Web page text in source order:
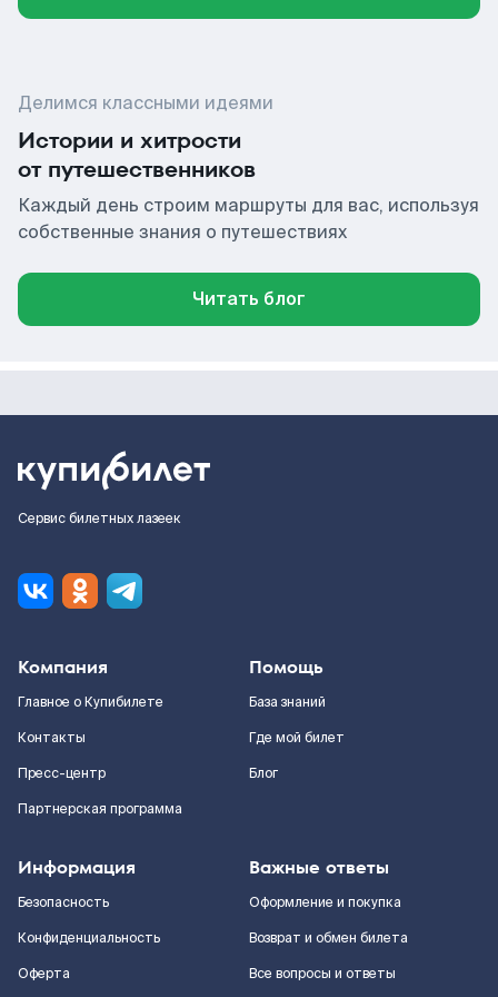
Делимся классными идеями
Истории и хитрости
от путешественников
Каждый день строим маршруты для вас, используя
собственные знания о путешествиях
Читать блог
Сервис билетных лазеек
Компания
Главное о Купибилете
Контакты
Пресс-центр
Партнерская программа
Помощь
База знаний
Где мой билет
Блог
Информация
Безопасность
Конфиденциальность
Оферта
Важные ответы
Оформление и покупка
Возврат и обмен билета
Все вопросы и ответы